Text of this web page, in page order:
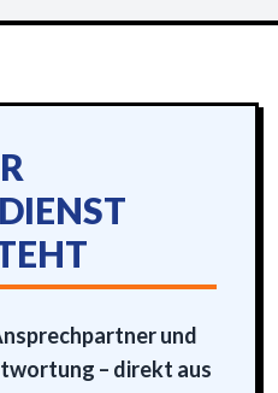
und
– direkt aus